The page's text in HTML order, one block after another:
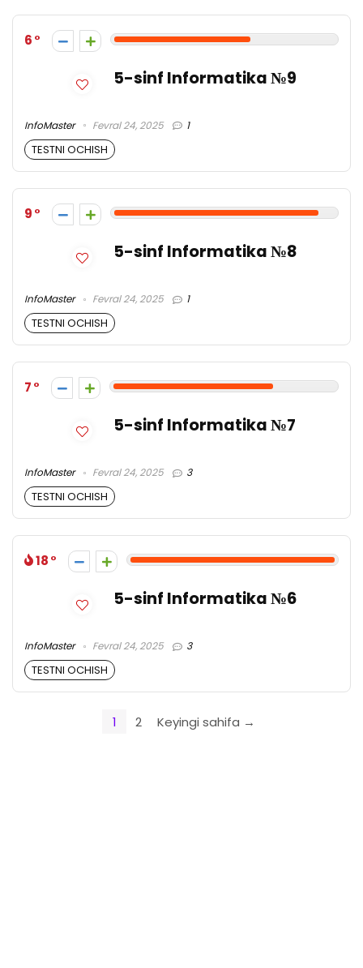
6
5-sinf Informatika №9
InfoMaster Fevral 24, 2025 1
TESTNI OCHISH
9
5-sinf Informatika №8
InfoMaster Fevral 24, 2025 1
TESTNI OCHISH
7
5-sinf Informatika №7
InfoMaster Fevral 24, 2025 3
TESTNI OCHISH
18
5-sinf Informatika №6
InfoMaster Fevral 24, 2025 3
TESTNI OCHISH
1 2 Keyingi sahifa →